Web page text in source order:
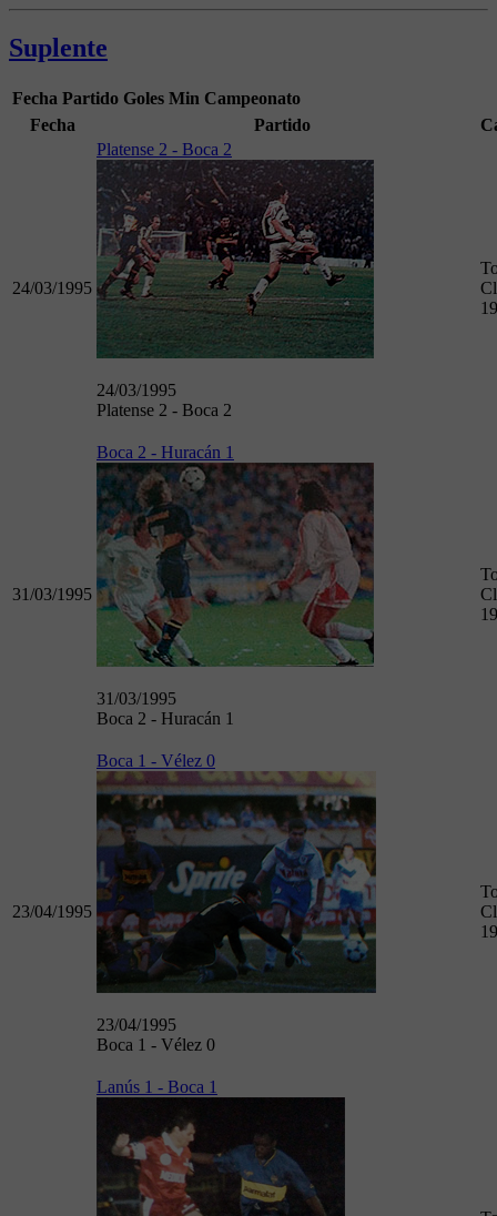
Suplente
Fecha Partido Goles Min Campeonato
Fecha
Partido
24/03/1995
Platense 2 - Boca 2
24/03/1995
Platense 2 - Boca 2
31/03/1995
Boca 2 - Huracán 1
31/03/1995
Boca 2 - Huracán 1
23/04/1995
Boca 1 - Vélez 0
23/04/1995
Boca 1 - Vélez 0
Lanús 1 - Boca 1